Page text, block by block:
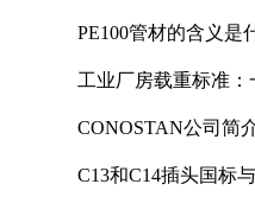
PE100管材的含义是
工业厂房载重标准
CONOSTAN公司简
C13和C14插头国标